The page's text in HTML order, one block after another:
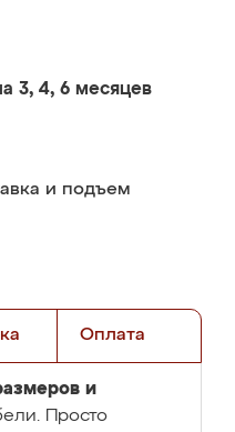
3, 4, 6 месяцев
и подъем
Оплата
и
Просто